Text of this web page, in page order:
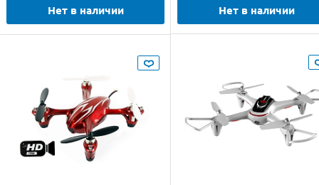
Нет в наличии Нет в наличии